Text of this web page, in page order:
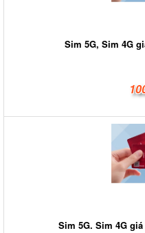
Sim 5G, Sim 4G
Sim 5G. Sim 4G